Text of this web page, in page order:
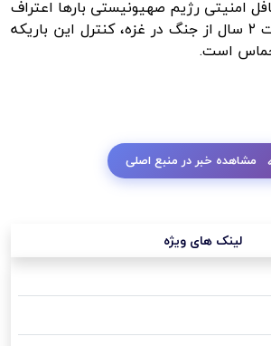
امنیتی رژیم صهیونیستی بارها اعتراف
کرده‌اند بعد از گذشت ۲ سال از جنگ در غزه، کنترل این باریکه
است.
مشاهده خبر در منبع اصلی
لینک های ویژه